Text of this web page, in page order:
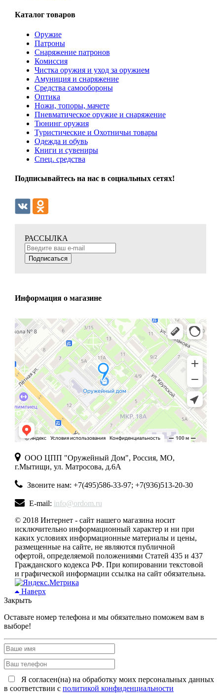
Каталог товаров
Оружие
Патроны
Снаряжение патронов
Комиссия
Чистка оружия и уход за оружием
Амуниция и снаряжение
Средства самообороны
Оптика
Ножи, топоры, мачете
Пневматическое оружие и снаряжение
Тюнинг оружия
Туристические и Охотничьи товары
Одежда и обувь
Книги и сувениры
Спец. средства
Подписывайтесь на нас в социальных сетях!
РАССЫЛКА
Подписаться
Информация о магазине
ООО ЦПП "Оружейный Дом", Россия, МО,
г.Мытищи, ул. Матросова, д.6А
Звоните нам: +7(495)586-33-97; +7(936)513-20-30
E-mail: info@ordom.ru
© 2018 Интернет - сайт нашего магазина носит
исключительно информационный характер и ни при
каких условиях информационные материалы и цены,
размещенные на сайте, не являются публичной
офертой, определяемой положениями Статей 435 и 437
Гражданского кодекса РФ. При копировании текстовой
и графической информации ссылка на сайт обязательна.
Наверх
Закрыть
Оставьте номер телефона и мы обязательно поможем вам в
выборе!
Я согласен(на) на обработку моих персональных данных
в соответствии с политикой конфиденциальности